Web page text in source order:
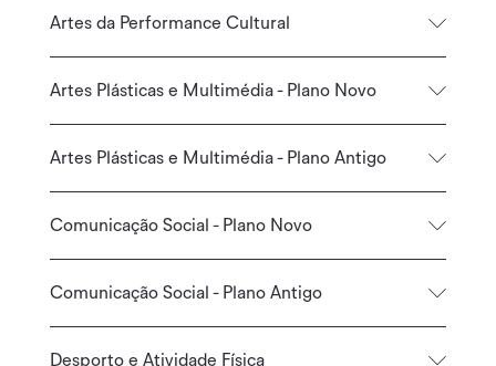
Artes da Performance Cultural
Artes Plásticas e Multimédia - Plano Novo
Artes Plásticas e Multimédia - Plano Antigo
Comunicação Social - Plano Novo
Comunicação Social - Plano Antigo
Desporto e Atividade Física